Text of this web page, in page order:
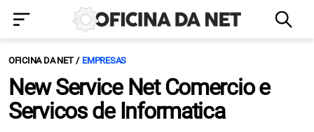
OFICINA DA NET EMPRESAS
New Service Net Comercio e
Servicos de Informatica